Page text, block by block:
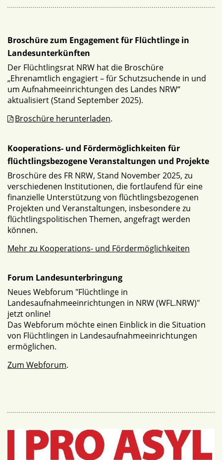
Broschüre zum Engagement für Flüchtlinge in
Landesunterkünften
Der Flüchtlingsrat NRW hat die Broschüre
„Ehrenamtlich engagiert – für Schutzsuchende in und
um Aufnahmeeinrichtungen des Landes NRW“
aktualisiert (Stand September 2025).
Broschüre herunterladen.
Kooperations- und Fördermöglichkeiten für
flüchtlingsbezogene Veranstaltungen und Projekte
Broschüre des FR NRW, Stand November 2025, zu
verschiedenen Institutionen, die fortlaufend für eine
finanzielle Unterstützung von flüchtlingsbezogenen
Projekten und Veranstaltungen, insbesondere zu
flüchtlingspolitischen Themen, angefragt werden
können.
Mehr zu Kooperations- und Fördermöglichkeiten
Forum Landesunterbringung
Neues Webforum "Flüchtlinge in
Landesaufnahmeeinrichtungen in NRW (WFL.NRW)"
jetzt online!
Das Webforum möchte einen Einblick in die Situation
von Flüchtlingen in Landesaufnahmeeinrichtungen
ermöglichen.
Zum Webforum.